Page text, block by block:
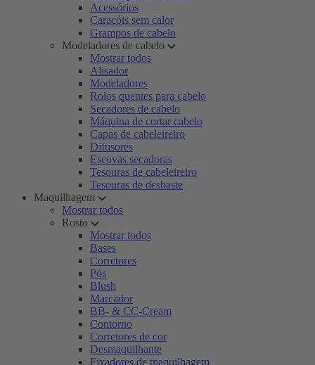
Acessórios
Caracóis sem calor
Grampos de cabelo
Modeladores de cabelo
Mostrar todos
Alisador
Modeladores
Rolos quentes para cabelo
Secadores de cabelo
Máquina de cortar cabelo
Capas de cabeleireiro
Difusores
Escovas secadoras
Tesouras de cabeleireiro
Tesouras de desbaste
Maquilhagem
Mostrar todos
Rosto
Mostrar todos
Bases
Corretores
Pós
Blush
Marcador
BB- & CC-Cream
Contorno
Corretores de cor
Desmaquilhante
Fixadores de maquilhagem